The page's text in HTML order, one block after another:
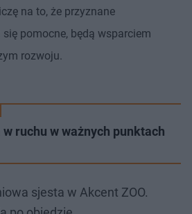
na to, że przyznane
pomocne, będą wsparciem
rozwoju.
ruchu w ważnych punktach
sjesta w Akcent ZOO.